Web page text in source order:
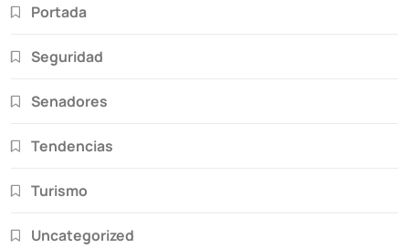
Portada
Seguridad
Senadores
Tendencias
Turismo
Uncategorized